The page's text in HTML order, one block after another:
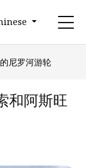
尼罗河游轮
和阿斯旺